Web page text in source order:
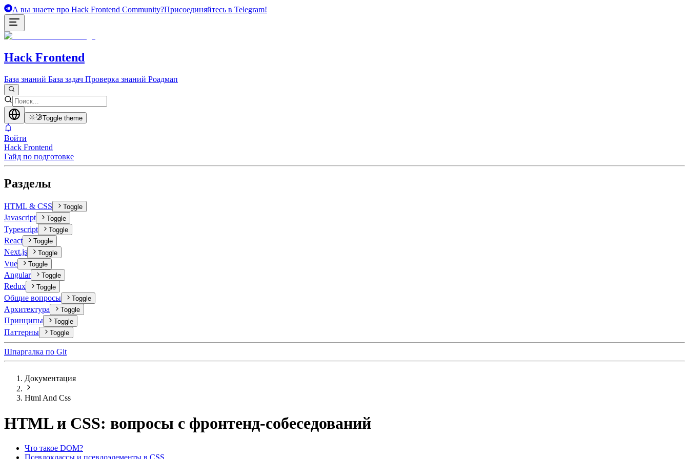
А вы знаете про Hack Frontend Community?Присоединяйтесь в Telegram!
Hack Frontend
База знаний База задач Проверка знаний Роадмап
Toggle theme
Войти
Hack Frontend
Гайд по подготовке
Разделы
HTML & CSS Toggle
Javascript Toggle
Typescript Toggle
React Toggle
Next.js Toggle
Vue Toggle
Angular Toggle
Redux Toggle
Общие вопросы Toggle
Архитектура Toggle
Принципы Toggle
Паттерны Toggle
Шпаргалка по Git
Документация
Html And Css
HTML и CSS: вопросы с фронтенд-собеседований
Что такое DOM?
Псевдоклассы и псевдоэлементы в CSS